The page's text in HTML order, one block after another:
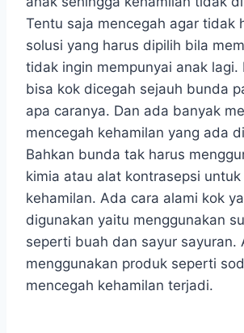
Tentu saja mencegah agar tidak
solusi yang harus dipilih bila
tidak ingin mempunyai anak lagi.
bisa kok dicegah sejauh bunda
apa caranya. Dan ada banyak
mencegah kehamilan yang ada
Bahkan bunda tak harus
kimia atau alat kontrasepsi untuk
kehamilan. Ada cara alami kok
digunakan yaitu menggunakan
seperti buah dan sayur sayuran.
menggunakan produk seperti
mencegah kehamilan terjadi.